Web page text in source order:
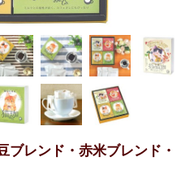
レンド・赤米ブレンド・